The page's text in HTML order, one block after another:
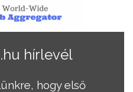
hírlevél
hogy első